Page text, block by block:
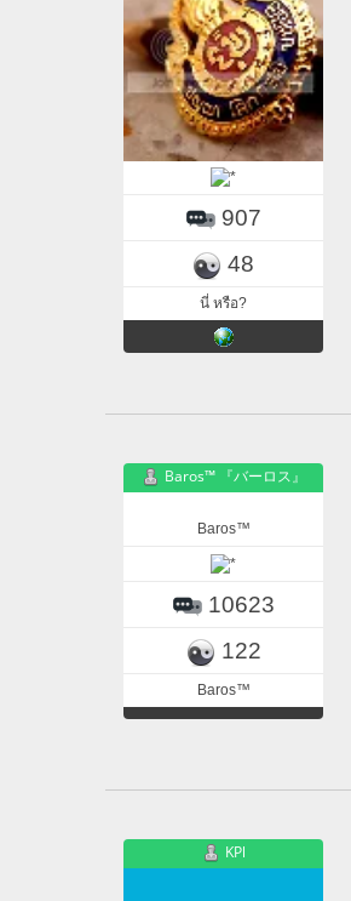
907
48
นี่ หรือ?
Baros™ 『バーロス』
Baros™
10623
122
Baros™
KPl